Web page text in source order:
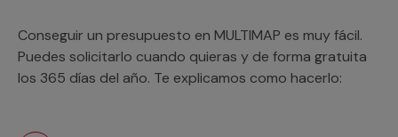
Conseguir un presupuesto en MULTIMAP es muy fácil.
Puedes solicitarlo cuando quieras y de forma gratuita
los 365 días del año. Te explicamos como hacerlo: